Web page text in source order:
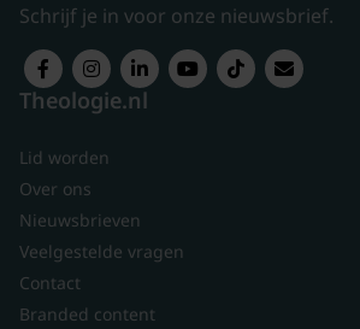
Schrijf je in voor onze nieuwsbrief.
Theologie.nl
Lid worden
Over ons
Nieuwsbrieven
Veelgestelde vragen
Contact
Branded content